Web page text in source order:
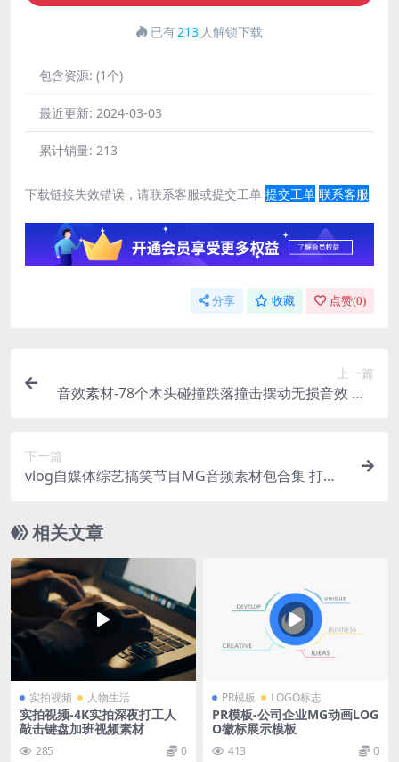
已有213 人解锁下载
包含资源: (1个)
最近更新: 2024-03-03
累计销量: 213
下载链接失效错误，请联系客服或提交工单 提交工单 联系客服
分享 收藏 点赞(0)
上一篇
音效素材-78个木头碰撞跌落撞击摆动无损音效 Wo
下一篇
vlog自媒体综艺搞笑节目MG音频素材包合集 打包
相关文章
实拍视频 人物生活
实拍视频-4K实拍深夜打工人
敲击键盘加班视频素材
285 0
PR模板 LOGO标志
PR模板-公司企业MG动画LOG
O徽标展示模板
413 0